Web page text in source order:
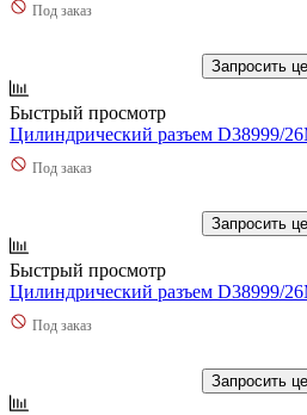
Под заказ
Запросить
Быстрый просмотр
Цилиндрический разъем D38999/
Под заказ
Запросить
Быстрый просмотр
Цилиндрический разъем D38999/
Под заказ
Запросить